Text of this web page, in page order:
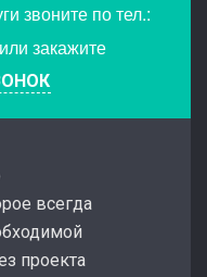
звоните по тел.:
или закажите
всегда
проекта